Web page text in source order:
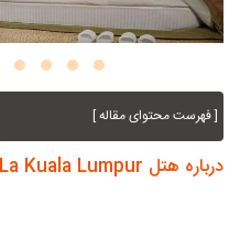
[ فهرست محتوای مقاله ]
درباره هتل Shangri-La Kuala Lumpur